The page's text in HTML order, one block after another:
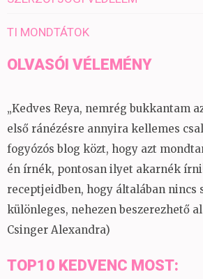
TI MONDTÁTOK
OLVASÓI VÉLEMÉNY
„Kedves Reya, nemrég bukkantam
első ránézésre annyira kellemes
fogyózós blog közt, hogy azt
én írnék, pontosan ilyet akarnék
receptjeidben, hogy általában nincs
különleges, nehezen beszerezhető
Csinger Alexandra)
TOP10 KEDVENC MOST: